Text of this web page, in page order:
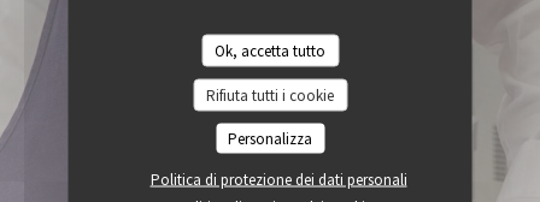
Ok, accetta tutto
Rifiuta tutti i cookie
Personalizza
Politica di protezione dei dati personali